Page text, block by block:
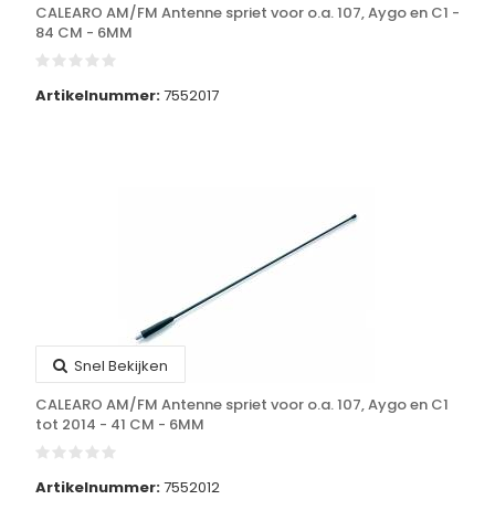
CALEARO AM/FM Antenne spriet voor o.a. 107, Aygo en C1 -
84 CM - 6MM
Artikelnummer:7552017
Snel Bekijken
CALEARO AM/FM Antenne spriet voor o.a. 107, Aygo en C1
tot 2014 - 41 CM - 6MM
Artikelnummer:7552012